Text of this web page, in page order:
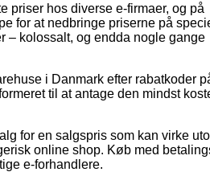
priser hos diverse e-firmaer, og på
for at nedbringe priserne på
– kolossalt, og endda nogle gange
i Danmark efter rabatkoder
til at antage den mindst
for en salgspris som kan virke
online shop. Køb med
e-forhandlere.